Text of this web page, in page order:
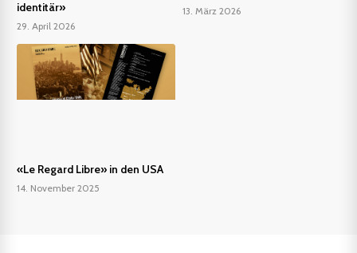
identitär»
29. April 2026
13. März 2026
«Le Regard Libre» in den USA
14. November 2025